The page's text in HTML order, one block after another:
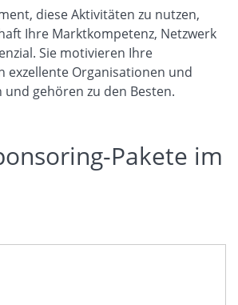
diese Aktivitäten zu nutzen,
Ihre Marktkompetenz, Netzwerk
Sie motivieren Ihre
exzellente Organisationen und
und gehören zu den Besten.
Pakete im